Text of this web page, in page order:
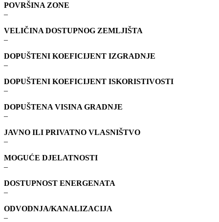
POVRŠINA ZONE
–
VELIČINA DOSTUPNOG ZEMLJIŠTA
–
DOPUŠTENI KOEFICIJENT IZGRADNJE
–
DOPUŠTENI KOEFICIJENT ISKORISTIVOSTI
–
DOPUŠTENA VISINA GRADNJE
–
JAVNO ILI PRIVATNO VLASNIŠTVO
–
MOGUĆE DJELATNOSTI
–
DOSTUPNOST ENERGENATA
–
ODVODNJA/KANALIZACIJA
–